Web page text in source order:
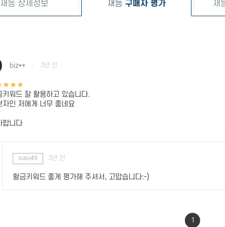
재능 상세정보 재능 구매자 평가 재